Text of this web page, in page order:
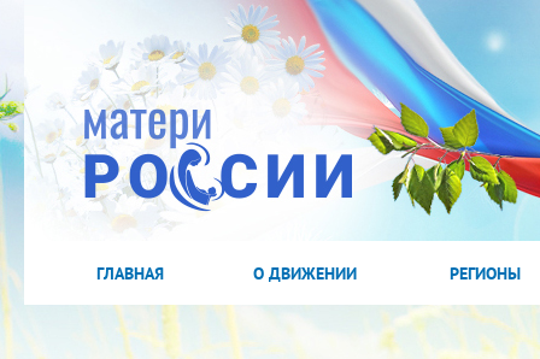
ГЛАВНАЯ О ДВИЖЕНИИ РЕГИОНЫ